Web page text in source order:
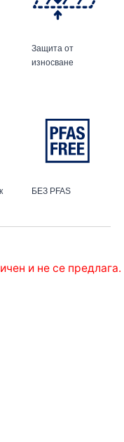
Защита от
износване
БЕЗ PFAS
и не се предлага.